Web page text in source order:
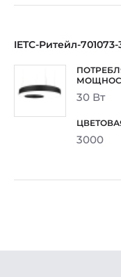
IETC-Ритейл-
30 Вт
3000